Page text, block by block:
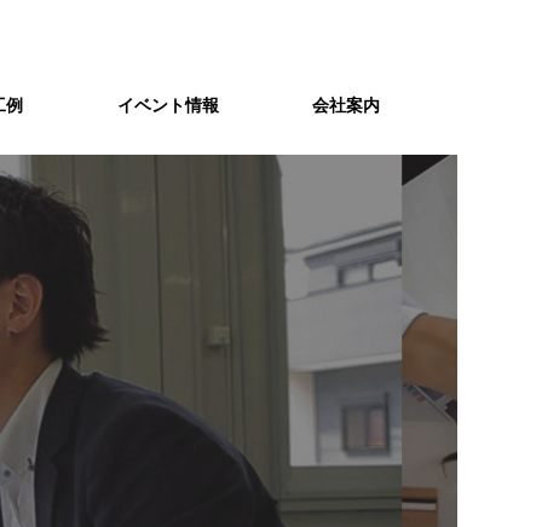
Ｃ値１以下の「スキマ」の無い
高気密住宅が家族の健康と暖かい
資金計画
例 イベント情報 会社案内
スタッフ紹介
個性豊かなスタッフたちがお客様の
住まいづくりをサポートします。